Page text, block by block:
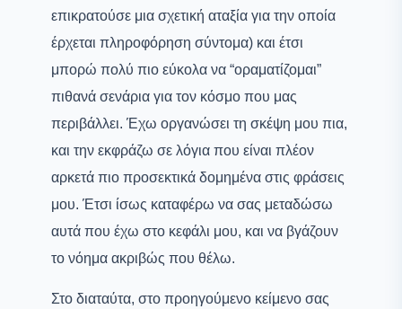
επικρατούσε μια σχετική αταξία για την οποία
έρχεται πληροφόρηση σύντομα) και έτσι
μπορώ πολύ πιο εύκολα να “οραματίζομαι”
πιθανά σενάρια για τον κόσμο που μας
περιβάλλει. Έχω οργανώσει τη σκέψη μου πια,
και την εκφράζω σε λόγια που είναι πλέον
αρκετά πιο προσεκτικά δομημένα στις φράσεις
μου. Έτσι ίσως καταφέρω να σας μεταδώσω
αυτά που έχω στο κεφάλι μου, και να βγάζουν
το νόημα ακριβώς που θέλω.
Στο διαταύτα, στο προηγούμενο κείμενο σας